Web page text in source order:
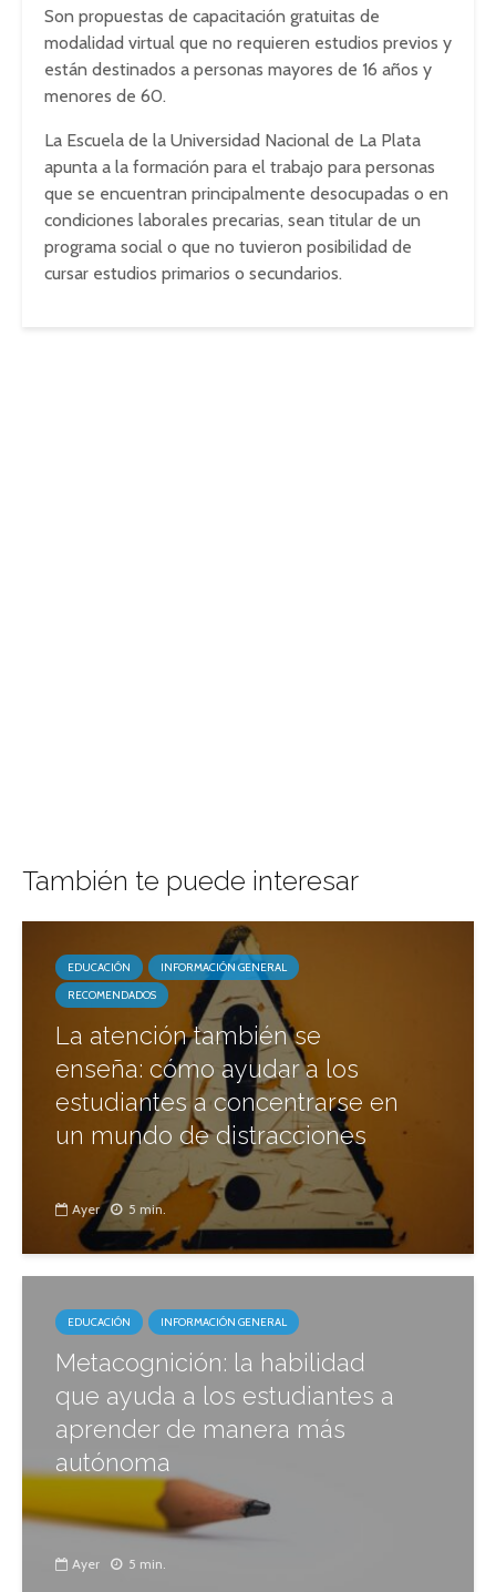
Son propuestas de capacitación gratuitas de
modalidad virtual que no requieren estudios previos y
están destinados a personas mayores de 16 años y
menores de 60.
La Escuela de la Universidad Nacional de La Plata
apunta a la formación para el trabajo para personas
que se encuentran principalmente desocupadas o en
condiciones laborales precarias, sean titular de un
programa social o que no tuvieron posibilidad de
cursar estudios primarios o secundarios.
También te puede interesar
EDUCACIÓN
INFORMACIÓN GENERAL
RECOMENDADOS
La atención también se
enseña: cómo ayudar a los
estudiantes a concentrarse en
un mundo de distracciones
Ayer 5 min.
EDUCACIÓN INFORMACIÓN GENERAL
Metacognición: la habilidad
que ayuda a los estudiantes a
aprender de manera más
autónoma
Ayer 5 min.